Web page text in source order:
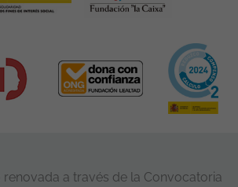
renovada a través de la Convocatoria